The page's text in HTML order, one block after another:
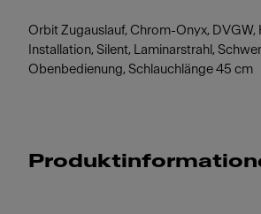
Orbit Zugauslauf, Chrom-Onyx, DVGW,
Installation, Silent, Laminarstrahl,
Obenbedienung, Schlauchlänge 45 cm